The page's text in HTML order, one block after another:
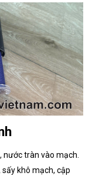
nước tràn vào mạch.
khô mạch, cập